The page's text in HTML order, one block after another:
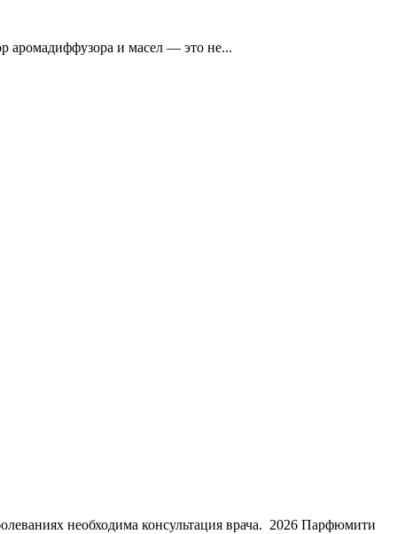
аромадиффузора и масел — это не...
необходима консультация врача. 2026 Парфюмити